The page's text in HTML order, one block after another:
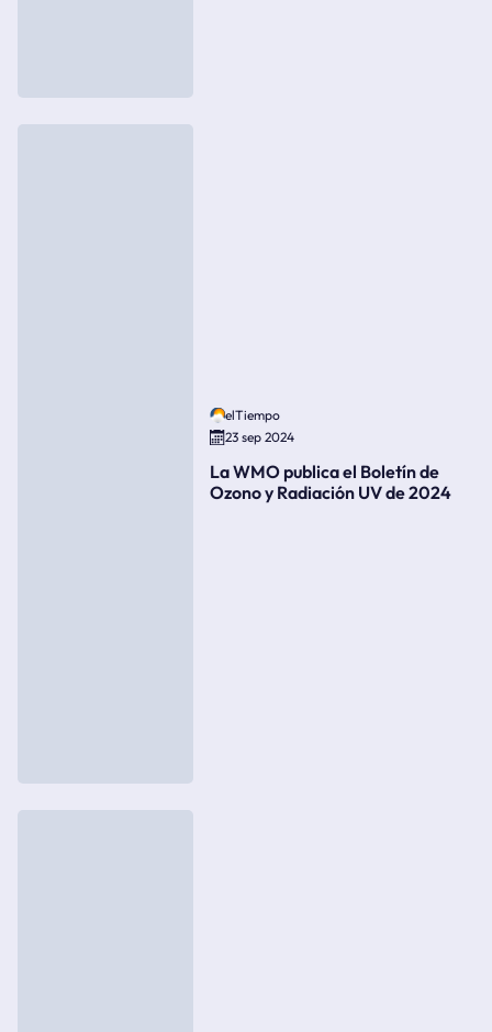
elTiempo
23 sep 2024
La WMO publica el Boletín de
Ozono y Radiación UV de 2024